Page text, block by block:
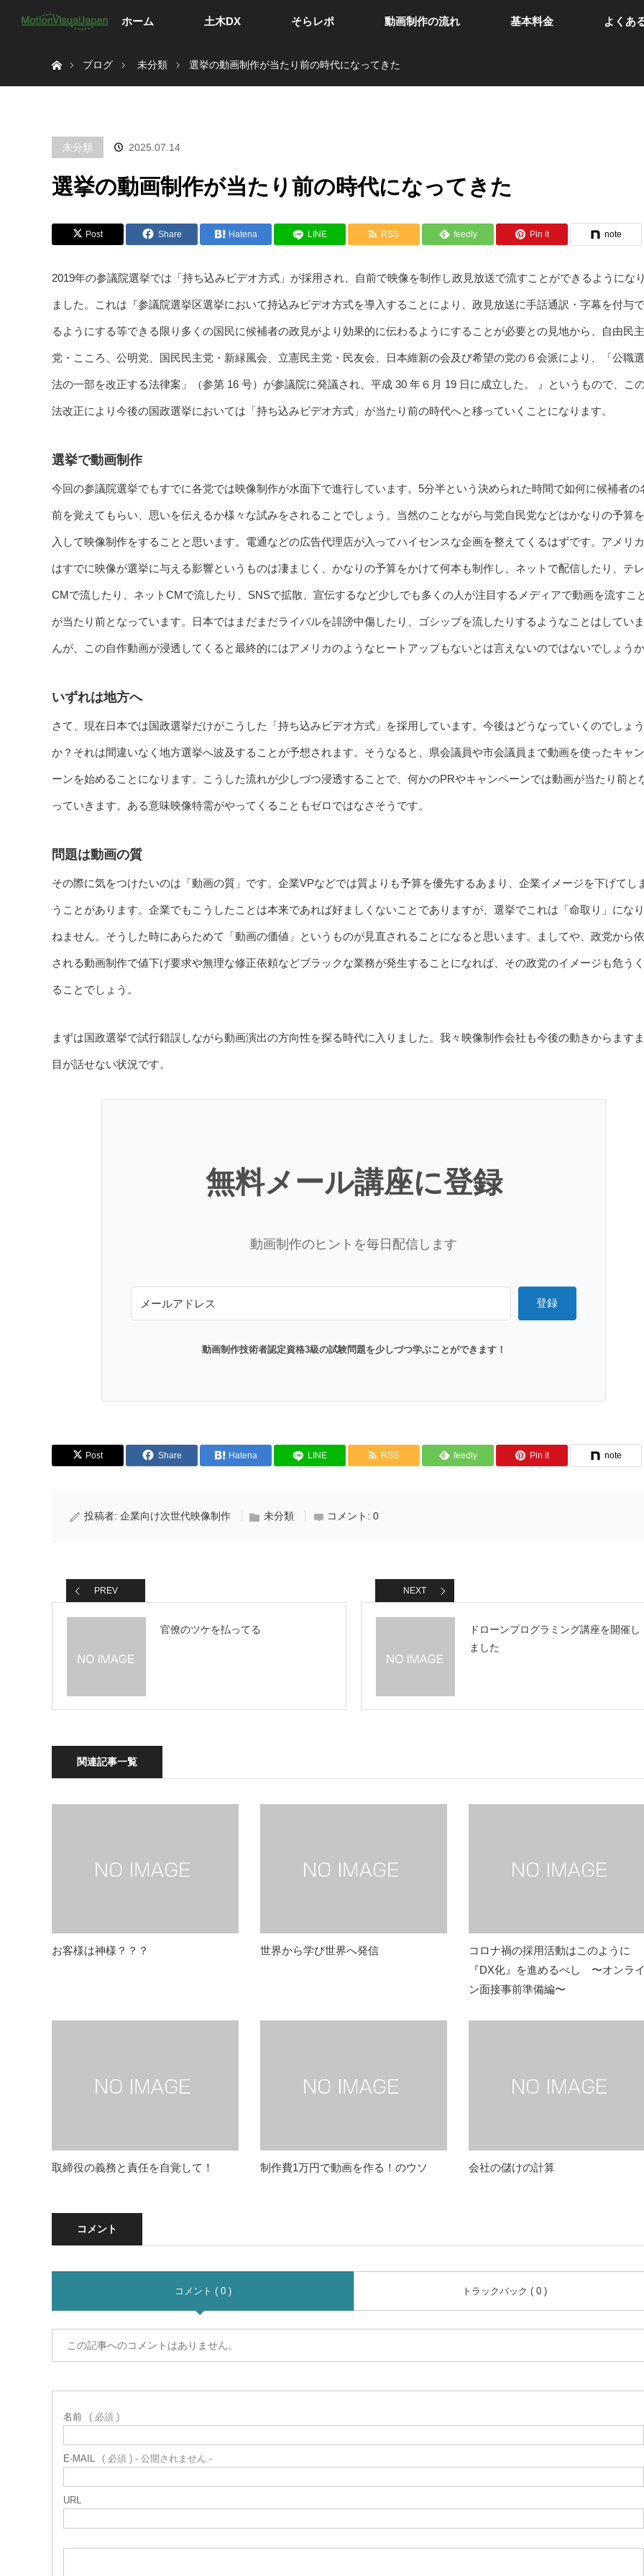
ホーム 土木DX そらレポ 動画制作の流れ 基本料金 よくあ
ブログ
未分類 選挙の動画制作が当たり前の時代になってきた
未分類 2025.07.14
選挙の動画制作が当たり前の時代になってきた
Post Share Hatena LINE RSS feedly Pin it note
2019年の参議院選挙では「持ち込みビデオ方式」が採用され、自前で映像を制作し政見放送で流すことができるようにな
ました。これは『参議院選挙区選挙において持込みビデオ方式を導入することにより、政見放送に手話通訳・字幕を付与
るようにする等できる限り多くの国民に候補者の政見がより効果的に伝わるようにすることが必要との見地から、自由民主
党・こころ、公明党、国民民主党・新緑風会、立憲民主党・民友会、日本維新の会及び希望の党の６会派により、「公職
法の一部を改正する法律案」（参第 16 号）が参議院に発議され、平成 30 年６月 19 日に成立した。 』というもので、こ
法改正により今後の国政選挙においては「持ち込みビデオ方式」が当たり前の時代へと移っていくことになります。
選挙で動画制作
今回の参議院選挙でもすでに各党では映像制作が水面下で進行しています。5分半という決められた時間で如何に候補者の
前を覚えてもらい、思いを伝えるか様々な試みをされることでしょう。当然のことながら与党自民党などはかなりの予算
入して映像制作をすることと思います。電通などの広告代理店が入ってハイセンスな企画を整えてくるはずです。アメリ
はすでに映像が選挙に与える影響というものは凄まじく、かなりの予算をかけて何本も制作し、ネットで配信したり、テ
CMで流したり、ネットCMで流したり、SNSで拡散、宣伝するなど少しでも多くの人が注目するメディアで動画を流すこ
が当たり前となっています。日本ではまだまだライバルを誹謗中傷したり、ゴシップを流したりするようなことはしてい
んが、この自作動画が浸透してくると最終的にはアメリカのようなヒートアップもないとは言えないのではないでしょう
いずれは地方へ
さて、現在日本では国政選挙だけがこうした「持ち込みビデオ方式」を採用しています。今後はどうなっていくのでしょう
か？それは間違いなく地方選挙へ波及することが予想されます。そうなると、県会議員や市会議員まで動画を使ったキャ
ーンを始めることになります。こうした流れが少しづつ浸透することで、何かのPRやキャンペーンでは動画が当たり前と
っていきます。ある意味映像特需がやってくることもゼロではなさそうです。
問題は動画の質
その際に気をつけたいのは「動画の質」です。企業VPなどでは質よりも予算を優先するあまり、企業イメージを下げてし
うことがあります。企業でもこうしたことは本来であれば好ましくないことでありますが、選挙でこれは「命取り」にな
ねません。そうした時にあらためて「動画の価値」というものが見直されることになると思います。ましてや、政党から
される動画制作で値下げ要求や無理な修正依頼などブラックな業務が発生することになれば、その政党のイメージも危う
ることでしょう。
まずは国政選挙で試行錯誤しながら動画演出の方向性を探る時代に入りました。我々映像制作会社も今後の動きからます
目が話せない状況です。
無料メール講座に登録
動画制作のヒントを毎日配信します
登録
動画制作技術者認定資格3級の試験問題を少しづつ学ぶことができます！
Post Share Hatena LINE RSS feedly Pin it note
投稿者: 企業向け次世代映像制作 未分類 コメント: 0
PREV
官僚のツケを払ってる
NEXT
ドローンプログラミング講座を開催し
ました
関連記事一覧
お客様は神様？？？ 世界から学び世界へ発信
コロナ禍の採用活動はこのように
『DX化』を進めるべし 〜オンラ
ン面接事前準備編〜
取締役の義務と責任を自覚して！ 制作費1万円で動画を作る！のウソ 会社の儲けの計算
コメント
コメント ( 0 ) トラックバック ( 0 )
この記事へのコメントはありません。
名前 ( 必須 )
E-MAIL ( 必須 ) - 公開されません -
URL